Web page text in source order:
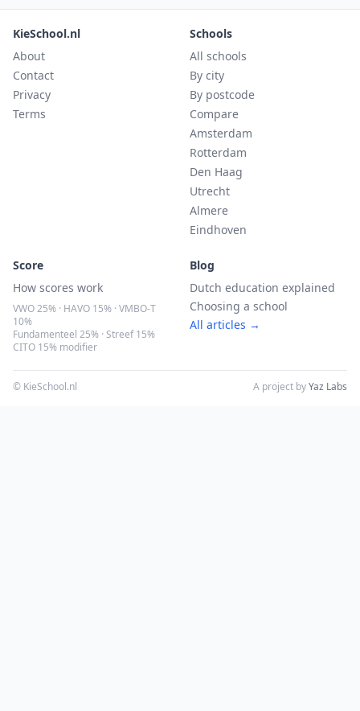
KieSchool.nl
About
Contact
Privacy
Terms
Schools
All schools
By city
By postcode
Compare
Amsterdam
Rotterdam
Den Haag
Utrecht
Almere
Eindhoven
Score
How scores work
VWO 25% · HAVO 15% · VMBO-T
10%
Fundamenteel 25% · Streef 15%
CITO 15% modifier
Blog
Dutch education explained
Choosing a school
All articles →
© KieSchool.nl A project byYaz Labs